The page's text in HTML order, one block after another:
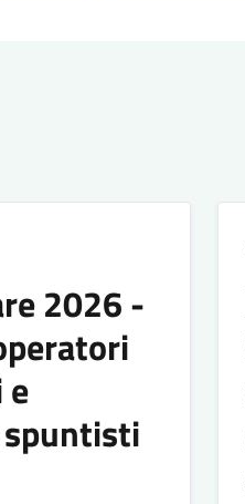
2026 -